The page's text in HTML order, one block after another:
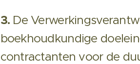
3. De
boekhoudkundige
contractanten voor de